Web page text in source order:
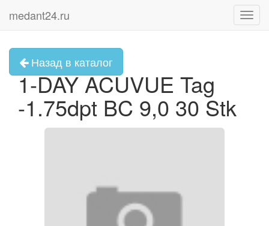
medant24.ru
Назад в каталог
1-DAY ACUVUE Tag
-1.75dpt BC 9,0 30 Stk